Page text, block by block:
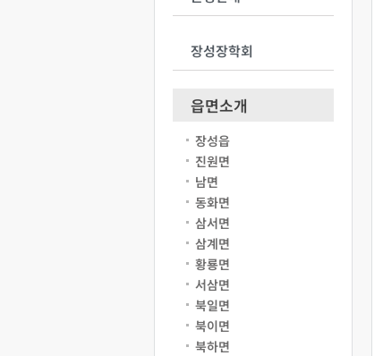
장성장학회
읍면소개
장성읍
진원면
남면
동화면
삼서면
삼계면
황룡면
서삼면
북일면
북이면
북하면